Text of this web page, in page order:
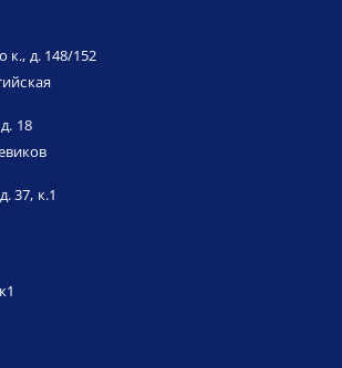
к., д. 148/152
18
37, к.1